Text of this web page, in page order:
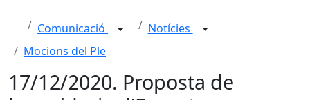
Comunicació
Notícies
Mocions del Ple
17/12/2020. Proposta de